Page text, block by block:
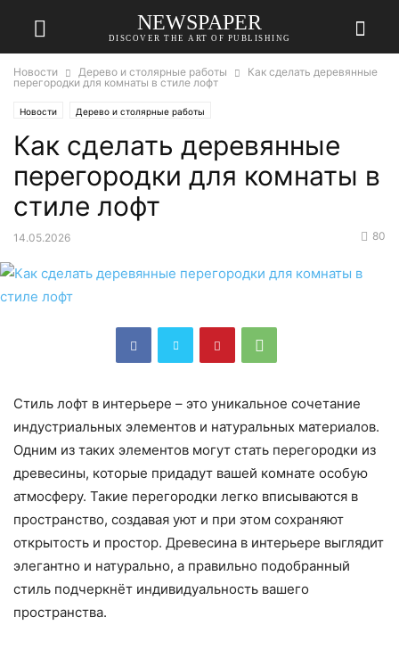
NEWSPAPER
DISCOVER THE ART OF PUBLISHING
Новости Дерево и столярные работы
Как сделать деревянные
перегородки для комнаты в стиле лофт
Новости Дерево и столярные работы
Как сделать деревянные
перегородки для комнаты в
стиле лофт
14.05.2026 80
Стиль лофт в интерьере – это уникальное сочетание
индустриальных элементов и натуральных материалов.
Одним из таких элементов могут стать перегородки из
древесины, которые придадут вашей комнате особую
атмосферу. Такие перегородки легко вписываются в
пространство, создавая уют и при этом сохраняют
открытость и простор. Древесина в интерьере выглядит
элегантно и натурально, а правильно подобранный
стиль подчеркнёт индивидуальность вашего
пространства.